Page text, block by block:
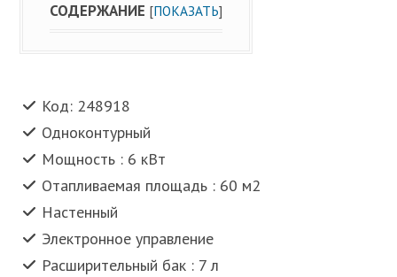
СОДЕРЖАНИЕ [ПОКАЗАТЬ]
Код: 248918
Одноконтурный
Мощность : 6 кВт
Отапливаемая площадь : 60 м2
Настенный
Электронное управление
Расширительный бак : 7 л